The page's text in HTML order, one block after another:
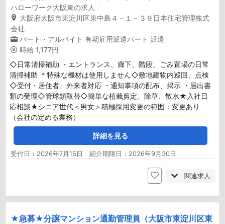
ハローワーク大阪東の求人
大阪府大阪市東淀川区東中島４－１－３９日本住宅管理株式
会社
パート・アルバイト 有期雇用派遣パート 派遣
時給 1,177円
◇日常清掃補助 ・エントランス、廊下、階段、ごみ置場の日常
清掃補助 ＊特殊な機材は使用しません◇敷地建物内巡回、点検
◇受付・居住者、外来者対応 ・通知事項の配布、掲示 ・届出書
類の受理◇管球類取替◇簡単な植栽剪定、除草、散水★入社日
応相談★シニア世代＜男女＞積極採用変更の範囲：変更あり
（会社の定める業務）
詳細を見る
受付日：2026年7月15日 紹介期限日：2026年9月30日
関連求人
★急募★分譲マンション通勤管理員（大阪市東淀川区東